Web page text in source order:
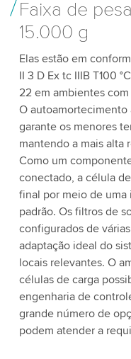
Faixa de
15.000 g
Elas estão em
II 3 D Ex tc IIIB T100
22 em ambientes
O
garante os menores
mantendo a mais alta
Como um
conectado, a célula
final por meio de uma
padrão. Os filtros de
configurados de
adaptação ideal do
locais relevantes. O
células de carga
engenharia de
grande número de
podem atender a